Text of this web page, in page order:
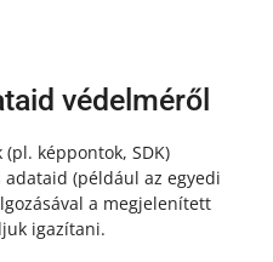
védelméről
(pl. képpontok, SDK)
adataid (például az egyedi
a megjelenített
igazítani.